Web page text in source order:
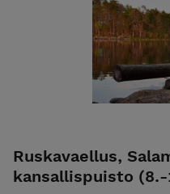
palkitsee puolestaan
Huom! Voit maksaa koko
ilmoittatumismaksun 50 €,
loppusummasta laskun
eräpäivä on heti vaelluksen
ilmoittatumismaksun niin
Ruskavaellus,
kansallispuisto (8.-